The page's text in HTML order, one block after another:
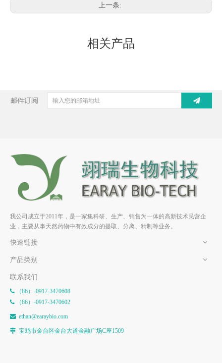
上一条:
相关产品
三白草酮 HPLC≥98% 中药标
准品 对照品
品 对照品
我公司成立于2011年，是一家集科研、生产、销售为一体的高新技术民营企
业，主要从事天然药物中有效成分的提取、分离、精制等业务。
快速链接
产品类别
联系我们
（86）-0917-3470608
（86）-0917-3470602
 ethan@earaybio.com
 宝鸡市金台区金台大道金融广场C座1509